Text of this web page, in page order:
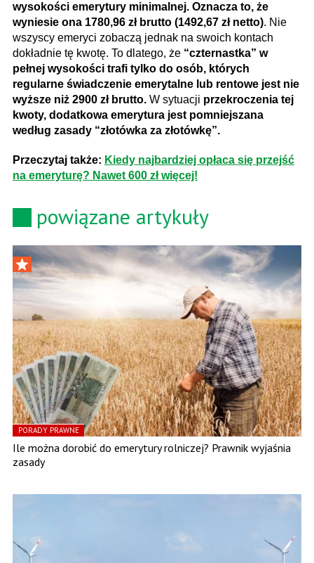
wysokości emerytury minimalnej. Oznacza to, że
wyniesie ona 1780,96 zł brutto (1492,67 zł netto). Nie
wszyscy emeryci zobaczą jednak na swoich kontach
dokładnie tę kwotę. To dlatego, że “czternastka” w
pełnej wysokości trafi tylko do osób, których
regularne świadczenie emerytalne lub rentowe jest nie
wyższe niż 2900 zł brutto. W sytuacji przekroczenia tej
kwoty, dodatkowa emerytura jest pomniejszana
według zasady “złotówka za złotówkę”.
Przeczytaj także: Kiedy najbardziej opłaca się przejść
na emeryturę? Nawet 600 zł więcej!
powiązane artykuły
PORADY PRAWNE
Ile można dorobić do emerytury rolniczej? Prawnik wyjaśnia
zasady